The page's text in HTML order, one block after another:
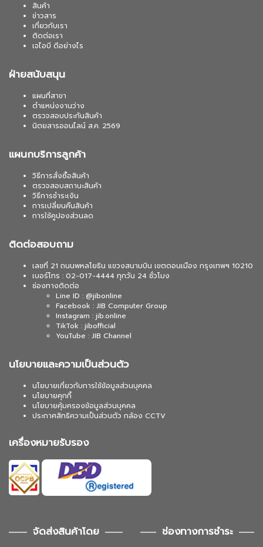
สินค้า
ข่าวสาร
เกี่ยวกับเรา
ติดต่อเรา
เจไอบี ดีอย่างไร
ฝ่ายสนับสนุน
แผนที่สาขา
ตำแหน่งงานว่าง
ตรวจสอบประกันสินค้า
นิตยสารออนไลน์ ส.ค. 2569
แผนกบริการลูกค้า
วิธีการสั่งซื้อสินค้า
ตรวจสอบสถานะสินค้า
วิธีการชำระเงิน
การเปลี่ยนคืนสินค้า
การใช้คูปองส่วนลด
ติดต่อสอบถาม
เลขที่ 21 ถนนพหลโยธิน แขวงสนามบิน เขตดอนเมือง กรุงเทพฯ 10210
เบอร์โทร : 02-017-4444 ทุกวัน 24 ชั่วโมง
ช่องทางติดต่อ
Line ID : @jibonline
Facebook : JIB Computer Group
Instagram : jib.online
TikTok : jibofficial
YouTube : JIB Channel
นโยบายและความเป็นส่วนตัว
นโยบายเกี่ยวกับการใช้ข้อมูลส่วนบุคคล
นโยบายคุกกี้
นโยบายคุ้มครองข้อมูลส่วนบุคคล
ประกาศสิทธิความเป็นส่วนตัว กล้อง CCTV
เครื่องหมายรับรอง
จัดส่งสินค้าโดย ช่องทางการชำระ